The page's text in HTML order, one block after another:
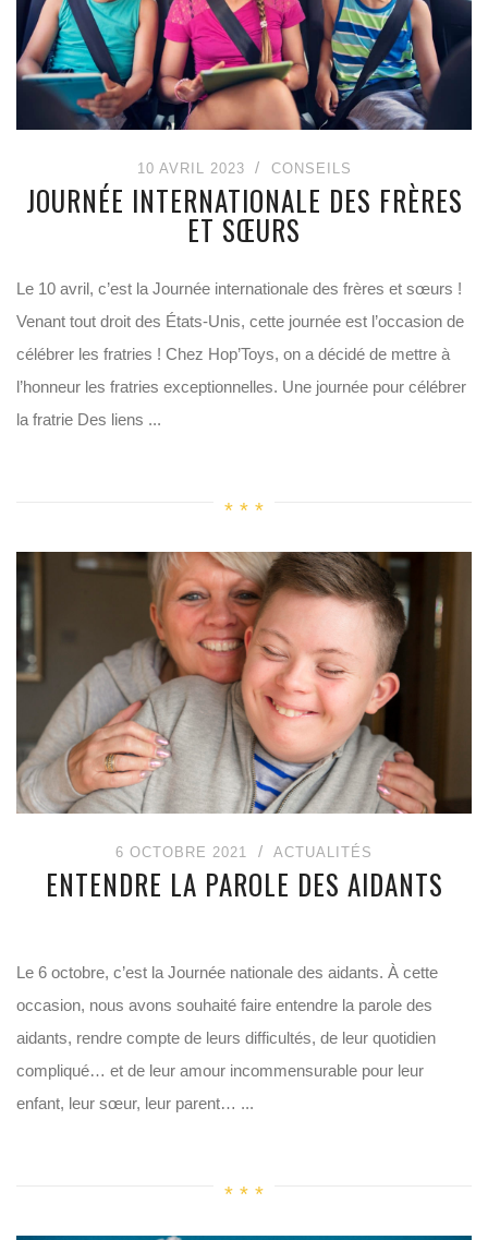
10 AVRIL 2023 CONSEILS
JOURNÉE INTERNATIONALE DES FRÈRES
ET SŒURS
Le 10 avril, c’est la Journée internationale des frères et sœurs !
Venant tout droit des États-Unis, cette journée est l’occasion de
célébrer les fratries ! Chez Hop’Toys, on a décidé de mettre à
l’honneur les fratries exceptionnelles. Une journée pour célébrer
la fratrie Des liens ...
6 OCTOBRE 2021 ACTUALITÉS
ENTENDRE LA PAROLE DES AIDANTS
Le 6 octobre, c’est la Journée nationale des aidants. À cette
occasion, nous avons souhaité faire entendre la parole des
aidants, rendre compte de leurs difficultés, de leur quotidien
compliqué… et de leur amour incommensurable pour leur
enfant, leur sœur, leur parent… ...